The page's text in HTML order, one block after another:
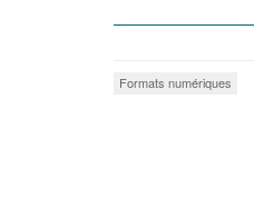
Formats numériques